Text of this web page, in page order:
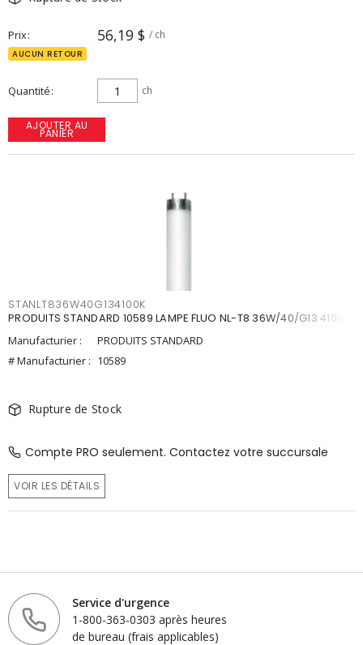
Prix 56,19 $ / ch
AUCUN RETOUR
Quantité ch
AJOUTER AU
PANIER
STANLT836W40G134100K
PRODUITS STANDARD 10589 LAMPE FLUO NL-T8 36W/40/G13 4100K
Manufacturier :
PRODUITS STANDARD
# Manufacturier : 10589
Rupture de Stock
Compte PRO seulement. Contactez votre succursale
VOIR LES DÉTAILS
Service d'urgence
1-800-363-0303 après heures
de bureau (frais applicables)